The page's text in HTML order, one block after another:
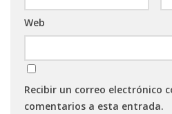
Web
Recibir un correo electrónico
comentarios a esta entrada.